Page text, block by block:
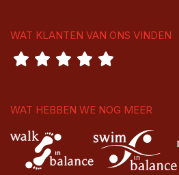
WAT KLANTEN VAN ONS VINDEN
WAT HEBBEN WE NOG MEER